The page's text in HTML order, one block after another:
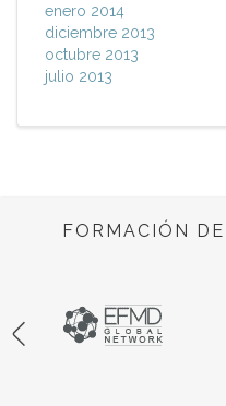
enero 2014
diciembre 2013
octubre 2013
julio 2013
FORMACIÓN